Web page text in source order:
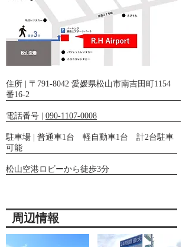
住所 | 〒791-8042 愛媛県松山市南吉田町1154
番16-2
電話番号 | 090-1107-0008
駐車場 | 普通車1台 軽自動車1台 計2台駐車
可能
松山空港ロビーから徒歩3分
周辺情報